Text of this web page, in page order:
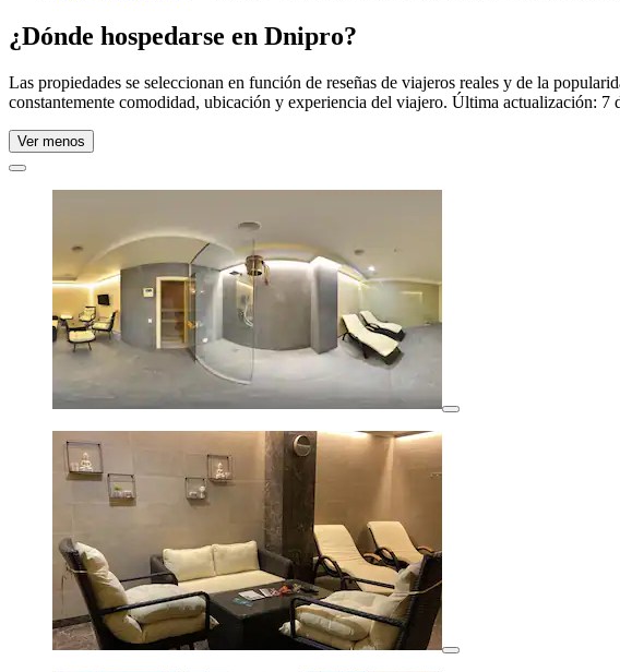
¿Dónde hospedarse en Dnipro?
Las propiedades se seleccionan en función de reseñas de viajeros reales y de la
constantemente comodidad, ubicación y experiencia del viajero. Última actualización: 7
Ver menos